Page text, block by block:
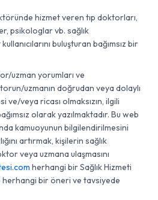
hizmet veren tıp doktorları,
psikologlar vb. sağlık
buluşturan bağımsız bir
uzman yorumları ve
uzmanın doğrudan veya dolaylı
veya ricası olmaksızın, ilgili
olarak yazılmaktadır. Bu web
kamuoyunun bilgilendirilmesini
artırmak, kişilerin sağlık
veya uzmana ulaşmasını
herhangi bir Sağlık Hizmeti
herhangi bir öneri ve tavsiyede